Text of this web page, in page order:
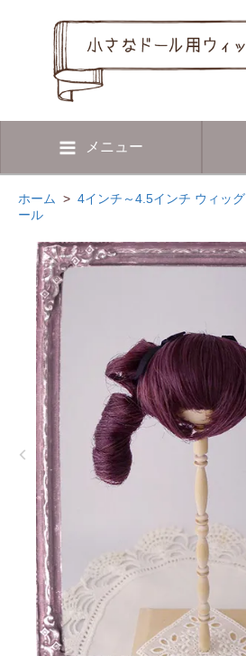
メニュー
ホーム > 4インチ～4.5インチ ウィッグ
ール